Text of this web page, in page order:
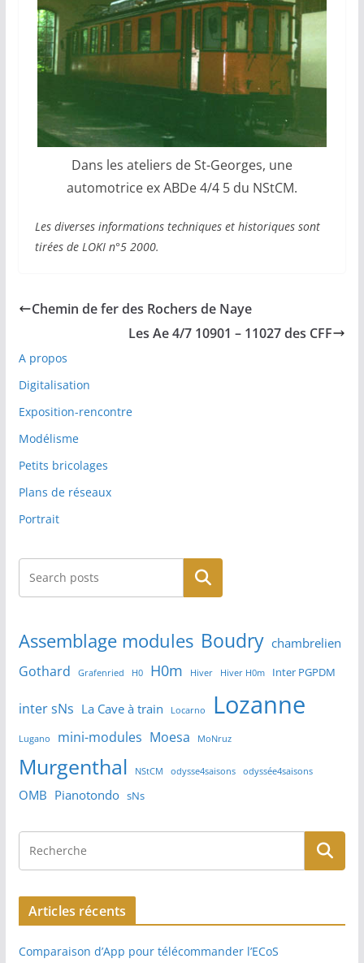
Dans les ateliers de St-Georges, une
automotrice ex ABDe 4/4 5 du NStCM.
Les diverses informations techniques et historiques sont
tirées de LOKI n°5 2000.
Chemin de fer des Rochers de Naye
Les Ae 4/7 10901 – 11027 des CFF
A propos
Digitalisation
Exposition-rencontre
Modélisme
Petits bricolages
Plans de réseaux
Portrait
Rechercher
Assemblage modules Boudry chambrelien
Gothard Grafenried H0 H0m Hiver Hiver H0m Inter PGPDM
inter sNs La Cave à train Locarno Lozanne
Lugano mini-modules Moesa MoNruz
Murgenthal NStCM odysse4saisons odyssée4saisons
OMB Pianotondo sNs
Articles récents
Comparaison d’App pour télécommander l’ECoS